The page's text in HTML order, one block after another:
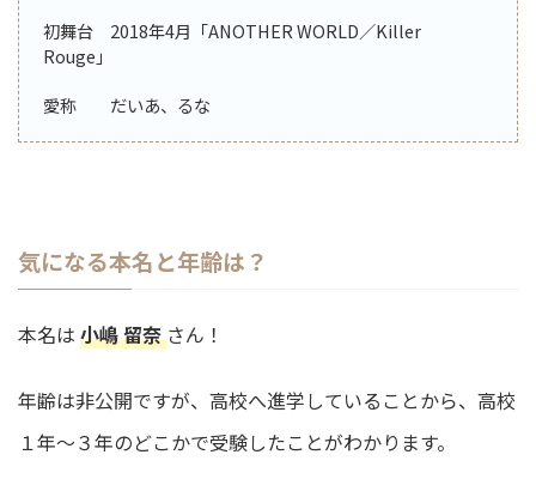
初舞台 2018年4月「ANOTHER WORLD／Killer
Rouge」
愛称 だいあ、るな
気になる本名と年齢は？
本名は 小嶋 留奈 さん！
年齢は非公開ですが、高校へ進学していることから、高校
１年～３年のどこかで受験したことがわかります。